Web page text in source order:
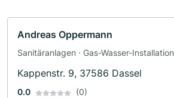
Andreas Oppermann
Sanitäranlagen · Gas-Wasser-
Kappenstr. 9, 37586 Dassel
0.0 (0)